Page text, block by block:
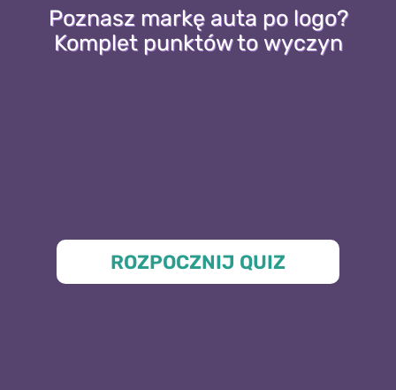
Poznasz markę auta po logo?
Komplet punktów to wyczyn
ROZPOCZNIJ QUIZ